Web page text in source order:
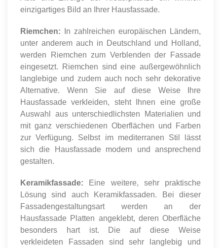
einzigartiges Bild an Ihrer Hausfassade.
Riemchen: In zahlreichen europäischen Ländern,
unter anderem auch in Deutschland und Holland,
werden Riemchen zum Verblenden der Fassade
eingesetzt. Riemchen sind eine außergewöhnlich
langlebige und zudem auch noch sehr dekorative
Alternative. Wenn Sie auf diese Weise Ihre
Hausfassade verkleiden, steht Ihnen eine große
Auswahl aus unterschiedlichsten Materialien und
mit ganz verschiedenen Oberflächen und Farben
zur Verfügung. Selbst im mediterranen Stil lässt
sich die Hausfassade modern und ansprechend
gestalten.
Keramikfassade: Eine weitere, sehr praktische
Lösung sind auch Keramikfassaden. Bei dieser
Fassadengestaltungsart werden an der
Hausfassade Platten angeklebt, deren Oberfläche
besonders hart ist. Die auf diese Weise
verkleideten Fassaden sind sehr langlebig und